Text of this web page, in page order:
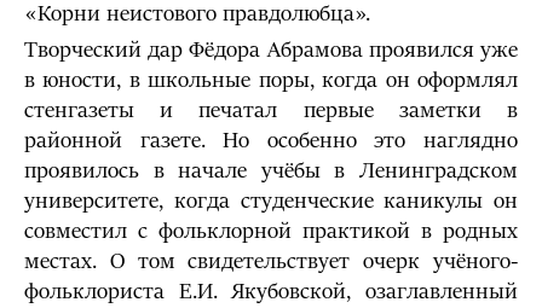
«Корни неистового правдолюбца».
Творческий дар Фёдора Абрамова проявился уже
в юности, в школьные поры, когда он оформлял
стенгазеты и печатал первые заметки в
районной газете. Но особенно это наглядно
проявилось в начале учёбы в Ленинградском
университете, когда студенческие каникулы он
совместил с фольклорной практикой в родных
местах. О том свидетельствует очерк учёного-
фольклориста Е.И. Якубовской, озаглавленный